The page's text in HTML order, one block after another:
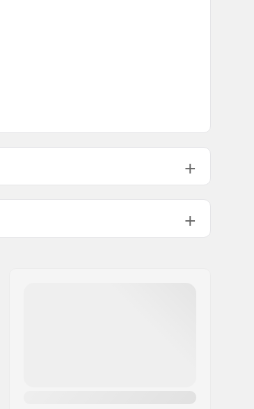
97A
4